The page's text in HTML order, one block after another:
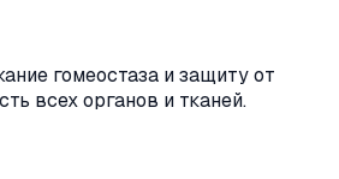
гомеостаза и защиту от
всех органов и тканей.